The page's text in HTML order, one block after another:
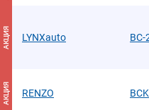
АКЦИЯ LYNXauto BC-
АКЦИЯ RENZO